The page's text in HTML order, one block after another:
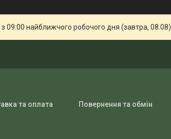
09:00 найближчого робочого дня (завтра, 08.08).
та оплата Повернення та обмін